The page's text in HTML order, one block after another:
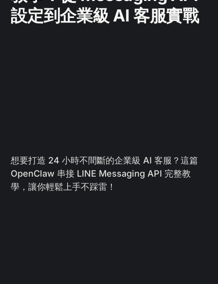
設定到企業級 AI 客服實戰
想要打造 24 小時不間斷的企業級 AI 客服？這篇
OpenClaw 串接 LINE Messaging API 完整教
學，讓你輕鬆上手不踩雷！